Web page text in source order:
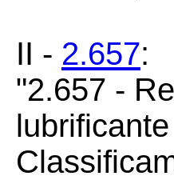
II - 2.657:
"2.657 -